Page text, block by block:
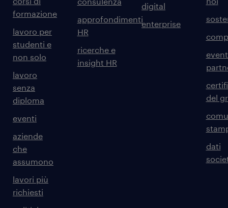
formazione
lavoro per
studenti e
non solo
lavoro
senza
diploma
eventi
aziende
che
assumono
lavori più
richiesti
approfondimenti
HR
ricerche e
insight HR
digital
enterprise
del
dati